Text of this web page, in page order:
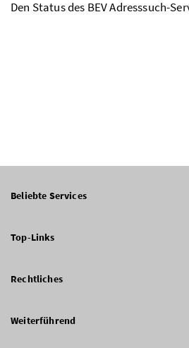
Den Status des BEV Adresssuch-
Beliebte Services
Top-Links
Rechtliches
Weiterführend